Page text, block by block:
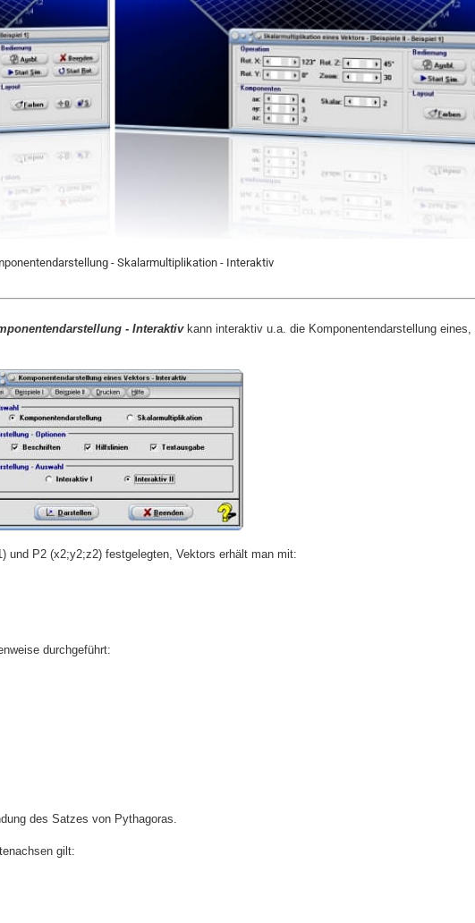
- Skalarmultiplikation - Interaktiv
- Interaktivkann interaktiv u.a. die Komponentendarstellung eines,
und P2 (x2;y2;z2) festgelegten, Vektors erhält man mit:
durchgeführt:
des Satzes von Pythagoras.
gilt: